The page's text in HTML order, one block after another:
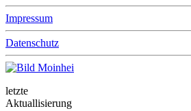
Impressum
Datenschutz
letzte
Aktuallisierung